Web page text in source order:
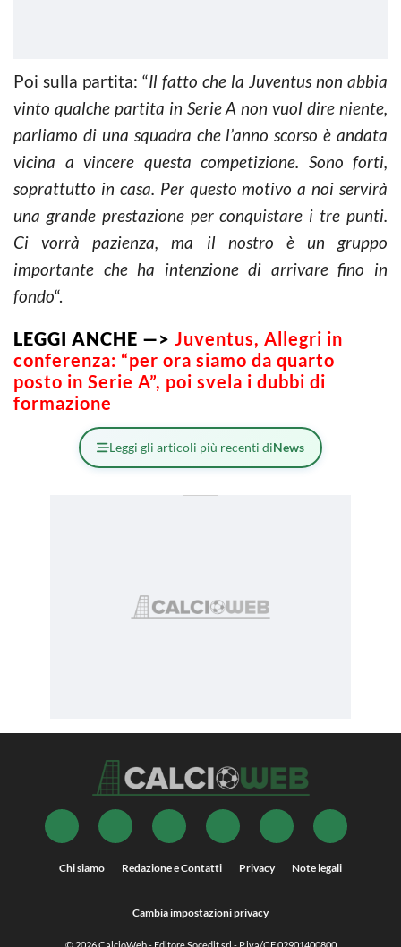
Poi sulla partita: “Il fatto che la Juventus non abbia
vinto qualche partita in Serie A non vuol dire niente,
parliamo di una squadra che l’anno scorso è andata
vicina a vincere questa competizione. Sono forti,
soprattutto in casa. Per questo motivo a noi servirà
una grande prestazione per conquistare i tre punti.
Ci vorrà pazienza, ma il nostro è un gruppo
importante che ha intenzione di arrivare fino in
fondo“.
LEGGI ANCHE —> Juventus, Allegri in
conferenza: “per ora siamo da quarto
posto in Serie A”, poi svela i dubbi di
formazione
Leggi gli articoli più recenti diNews
Chi siamo Redazione e Contatti Privacy Note legali
Cambia impostazioni privacy